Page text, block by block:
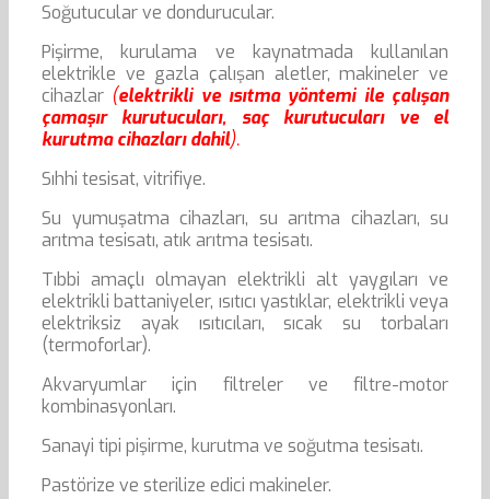
Soğutucular ve dondurucular.
Pişirme, kurulama ve kaynatmada kullanılan
elektrikle ve gazla çalışan aletler, makineler ve
cihazlar (elektrikli ve ısıtma yöntemi ile çalışan
çamaşır kurutucuları, saç kurutucuları ve el
kurutma cihazları dahil).
Sıhhi tesisat, vitrifiye.
Su yumuşatma cihazları, su arıtma cihazları, su
arıtma tesisatı, atık arıtma tesisatı.
Tıbbi amaçlı olmayan elektrikli alt yaygıları ve
elektrikli battaniyeler, ısıtıcı yastıklar, elektrikli veya
elektriksiz ayak ısıtıcıları, sıcak su torbaları
(termoforlar).
Akvaryumlar için filtreler ve filtre-motor
kombinasyonları.
Sanayi tipi pişirme, kurutma ve soğutma tesisatı.
Pastörize ve sterilize edici makineler.